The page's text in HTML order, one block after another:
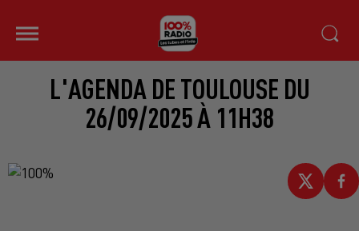
L'AGENDA DE TOULOUSE DU
26/09/2025 À 11H38